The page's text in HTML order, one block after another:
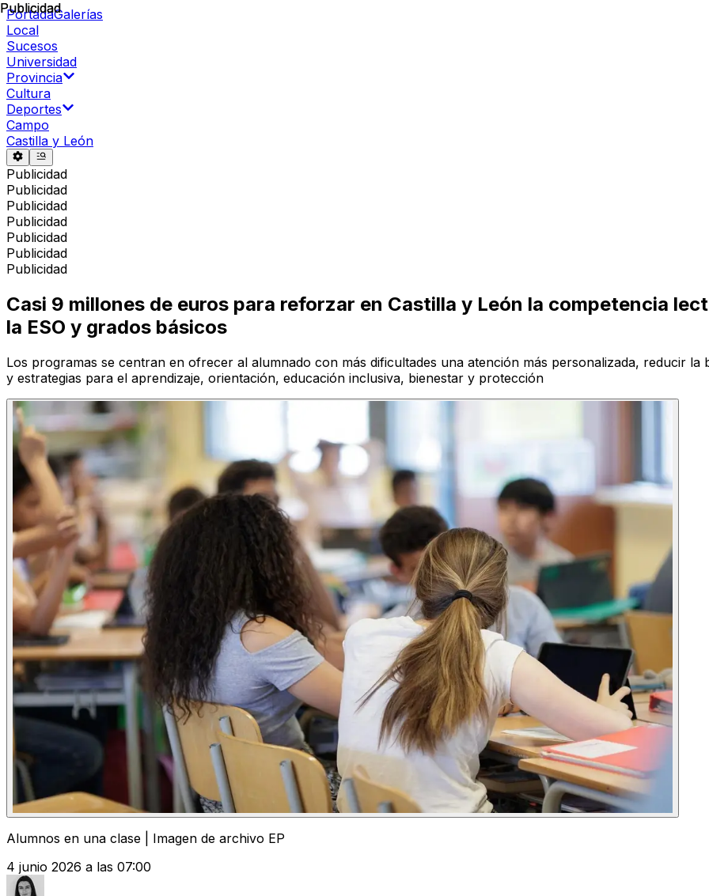
PortadaGalerías
Local
Sucesos
Universidad
Provincia
Cultura
Deportes
Campo
Castilla y León
Publicidad
Publicidad
Publicidad
Publicidad
Publicidad
Publicidad
Publicidad
Publicidad
Casi 9 millones de euros para reforzar en Castilla y León la competencia
la ESO y grados básicos
Los programas se centran en ofrecer al alumnado con más dificultades una atención más personalizada, reducir
y estrategias para el aprendizaje, orientación, educación inclusiva, bienestar y protección
Alumnos en una clase | Imagen de archivo EP
4 junio 2026 a las 07:00
Publicidad